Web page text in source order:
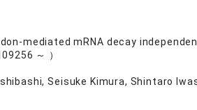
mRNA decay
～ ）
Seisuke Kimura, Shintaro